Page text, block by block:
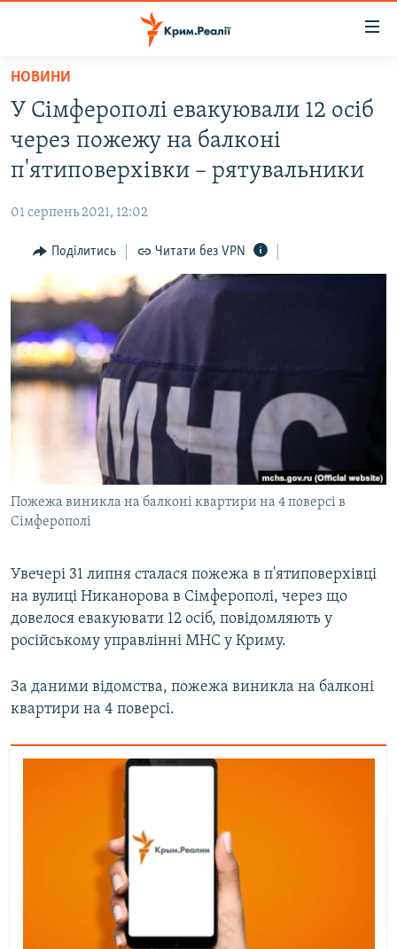
Перейти
основного
матеріалу
Перейти
до
основної
навігації
Перейти
пошуку
НОВИНИ
ВОДА.КРИМ
ВІДЕО ТА ФОТО
БЛОГИ
ПОГЛЯД
ІНТЕРВ'Ю
ВСЕ ЗА ДЕНЬ
СПЕЦПРОЕКТИ
ДЕПОРТАЦІЯ
ВІДЕОУРОКИ «ELIFBE»
СВІДЧЕННЯ ОКУПАЦІЇ
УКРАЇНСЬКА ПРОБЛЕМА КРИМУ
ІНФОГРАФІКА
ЯК ОБІЙТИ БЛОКУВАННЯ
ДОЛУЧАЙСЯ!
Усі сайти RFE/RL
НОВИНИ
У Сімферополі евакуювали 12 осіб
через пожежу на балконі
п'ятиповерхівки – рятувальники
01 серпень 2021, 12:02
Поділитись Читати без VPN
Пожежа виникла на балконі квартири на 4 поверсі в
Сімферополі
Увечері 31 липня сталася пожежа в п'ятиповерхівці
на вулиці Никанорова в Сімферополі, через що
довелося евакуювати 12 осіб, повідомляють у
російському управлінні МНС у Криму.
За даними відомства, пожежа виникла на балконі
квартири на 4 поверсі.